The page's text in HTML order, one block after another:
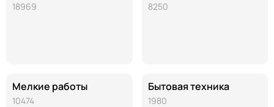
18969
Мелкие работы
10474
8250
Бытовая техника
1980